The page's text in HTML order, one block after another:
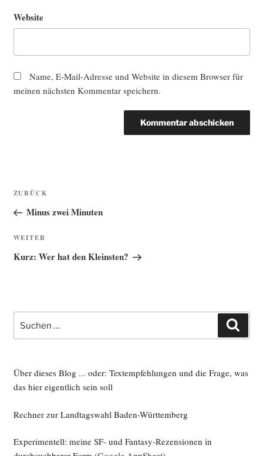
Website
Name, E-Mail-Adresse und Website in diesem Browser für
meinen nächsten Kommentar speichern.
Beitragsnavigation
Vorheriger
Beitrag
ZURÜCK
Minus zwei Minuten
Nächster
Beitrag
WEITER
Kurz: Wer hat den Kleinsten?
nach:
Über dieses Blog ... oder: Textempfehlungen und die Frage, was
das hier eigentlich sein soll
Rechner zur Landtagswahl Baden-Württemberg
Experimentell: meine SF- und Fantasy-Rezensionen in